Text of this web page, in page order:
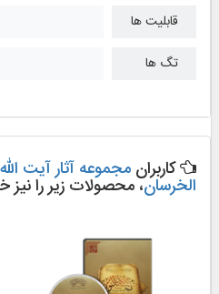
قابلیت ها
تگ ها
کاربران مجموعه آثار آيت
الخرسان، محصولات زیر را نیز